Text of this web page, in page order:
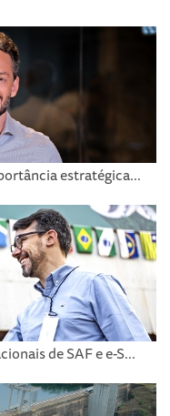
estratégica...
de SAF e e-S...